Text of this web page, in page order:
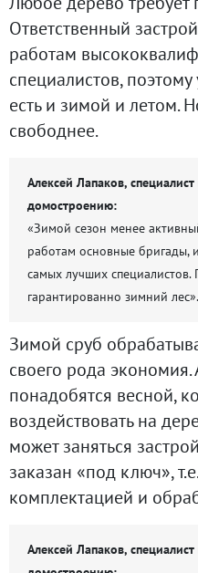
Ответственный
работам
специалистов,
есть и зимой и летом.
свободнее.
Алексей Лапаков,
домостроению:
«Зимой сезон менее
работам основные бригады,
самых лучших специалистов.
гарантированно зимний лес».
Зимой сруб
своего рода
понадобятся весной,
воздействовать на
может заняться
заказан «под ключ»,
комплектацией и
Алексей Лапаков,